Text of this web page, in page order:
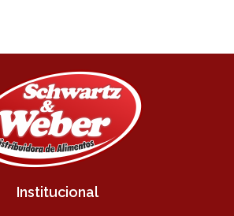
Institucional